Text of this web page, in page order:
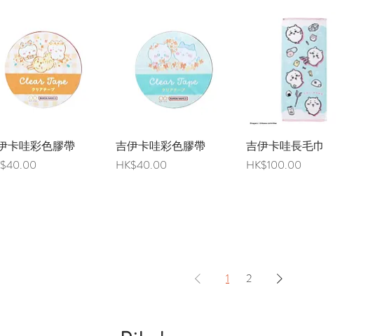
快速瀏覽
卡哇彩色膠帶
快速瀏覽
吉伊卡哇彩色膠帶
價格
HK$40.00
快速瀏覽
吉伊卡哇長毛巾
價格
HK$100.00
1 2